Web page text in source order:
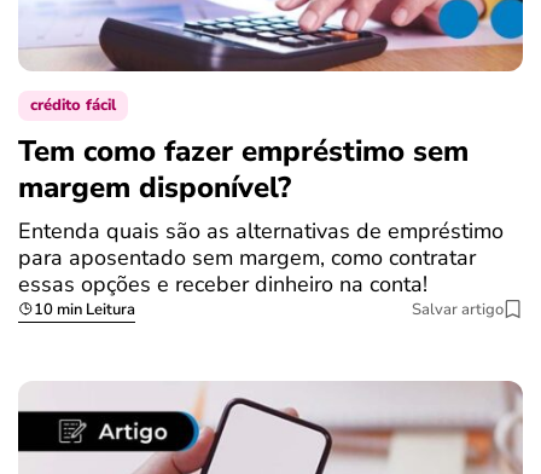
crédito fácil
Tem como fazer empréstimo sem
margem disponível?
Entenda quais são as alternativas de empréstimo
para aposentado sem margem, como contratar
essas opções e receber dinheiro na conta!
10 min Leitura Salvar artigo